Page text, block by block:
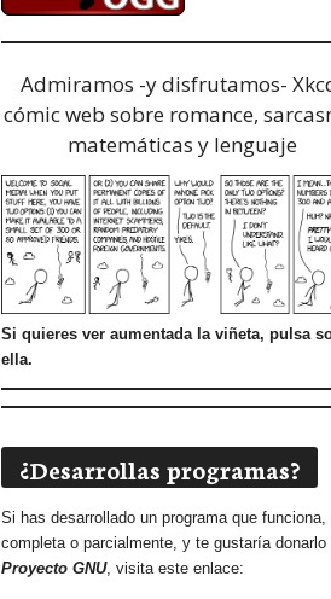
Admiramos -y disfrutamos-
cómic web sobre romance,
matemáticas y lenguaje
Si quieres ver aumentada la viñeta, pulsa
ella.
¿Desarrollas programas?
Si has desarrollado un programa que funciona,
completa o parcialmente, y te gustaría donarlo
Proyecto GNU, visita este enlace: